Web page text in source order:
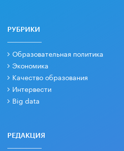
РУБРИКИ
Образовательная политика
Экономика
Качество образования
Интервести
Big data
РЕДАКЦИЯ